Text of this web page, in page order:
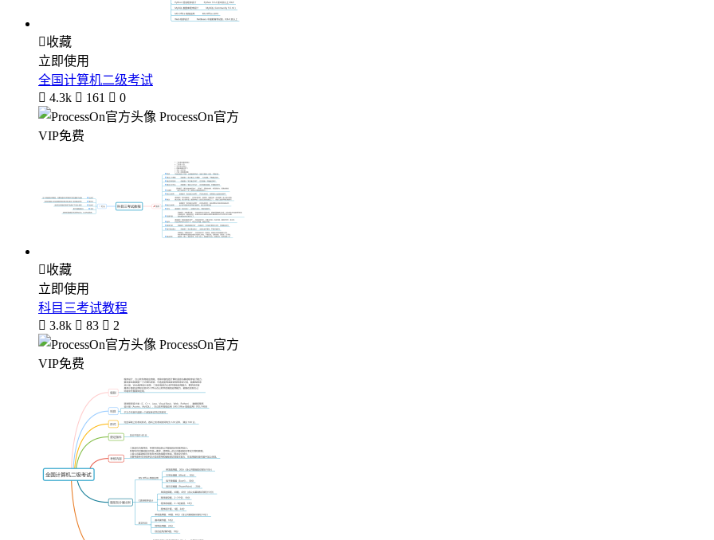
收藏
立即使用
全国计算机二级考试
 4.3k  161  0
ProcessOn官方
VIP免费
收藏
立即使用
科目三考试教程
 3.8k  83  2
ProcessOn官方
VIP免费